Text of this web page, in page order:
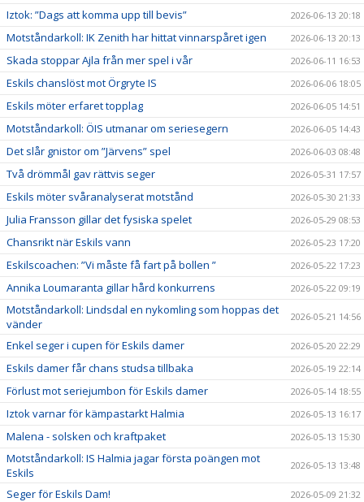
Iztok: ”Dags att komma upp till bevis” 2026-06-13 20:18
Motståndarkoll: IK Zenith har hittat vinnarspåret igen 2026-06-13 20:13
Skada stoppar Ajla från mer spel i vår 2026-06-11 16:53
Eskils chanslöst mot Örgryte IS 2026-06-06 18:05
Eskils möter erfaret topplag 2026-06-05 14:51
Motståndarkoll: ÖIS utmanar om seriesegern 2026-06-05 14:43
Det slår gnistor om ”Järvens” spel 2026-06-03 08:48
Två drömmål gav rättvis seger 2026-05-31 17:57
Eskils möter svåranalyserat motstånd 2026-05-30 21:33
Julia Fransson gillar det fysiska spelet 2026-05-29 08:53
Chansrikt när Eskils vann 2026-05-23 17:20
Eskilscoachen: ”Vi måste få fart på bollen ” 2026-05-22 17:23
Annika Loumaranta gillar hård konkurrens 2026-05-22 09:19
Motståndarkoll: Lindsdal en nykomling som hoppas det
vänder
2026-05-21 14:56
Enkel seger i cupen för Eskils damer 2026-05-20 22:29
Eskils damer får chans studsa tillbaka 2026-05-19 22:14
Förlust mot seriejumbon för Eskils damer 2026-05-14 18:55
Iztok varnar för kämpastarkt Halmia 2026-05-13 16:17
Malena - solsken och kraftpaket 2026-05-13 15:30
Motståndarkoll: IS Halmia jagar första poängen mot
Eskils
2026-05-13 13:48
Seger för Eskils Dam! 2026-05-09 21:32